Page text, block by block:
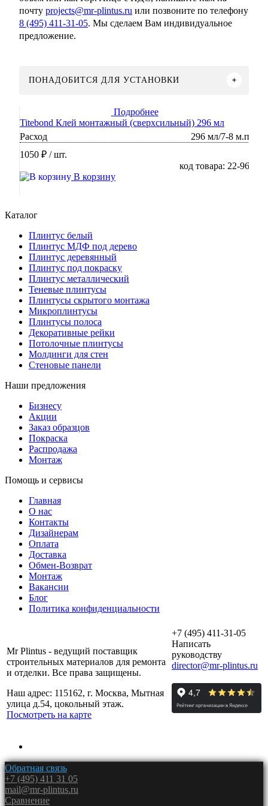
почту projects@mr-plintus.ru или позвоните по телефону
8 (495) 411-31-05. Мы сделаем Вам индивидуальное
предложение.
ПОНАДОБИТСЯ ДЛЯ УСТАНОВКИ
Подробнее
Titebond Клей монтажный (сверхсильный) 296 мл
Расход
296 мл/7-8 м.п
1050 ₽ / шт.
код товара: 22-96
В корзину
Каталог
Плинтус белый
Плинтус МДФ под дерево
Плинтус деревянный
Плинтус под покраску
Плинтус металлический
Теневые плинтусы
Плинтусы скрытого монтажа
Микроплинтусы
Плинтусы полоса
Декоративные рейки
Потолочные плинтусы
Молдинги для стен
Стеновые панели
Наши предложения
Бизнесу
Акции
Заказ образцов
Покраска
Распродажа
Монтаж
Помощь и сервисы
Главная
О нас
Контакты
Дизайнерам
Оплата
Доставка
Обмен-Возврат
Монтаж
Вакансии
Блог
Политика конфиденциальности
Mr Plintus - ведущий поставщик
строительных материалов для ремонта
и отделки. Все права защищены.
Наш адрес: 115162, г. Москва, Мытная
улица д.54, цокольный этаж.
Посмотреть на карте
+7 (495) 411-31-05
Написать
руководству
director@mr-plintus.ru
Обратная связь
+7 (495) 411 31 05
mail@mr-plintus.ru
Сравнение